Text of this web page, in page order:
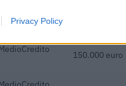
Privacy Policy
150.000 euro